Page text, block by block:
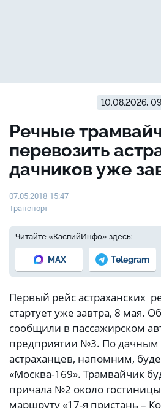
10.08.2026,
Речные
перевозить
дачников уже
07.05.2018 15:47
Транспорт
Читайте «КаспийИнфо» здесь:
MAX Telegram
Первый рейс астраханских
стартует уже завтра, 8 мая.
сообщили в пассажирском
предприятии №3. По
астраханцев, напомним,
«Москва-169». Трамвайчик
причала №2 около
маршруту «17-я пристань –